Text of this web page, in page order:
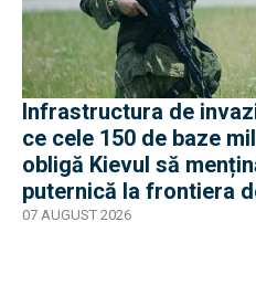
Infrastructura de
ce cele 150 de baze
obligă Kievul să
puternică la frontiera
07 AUGUST 2026